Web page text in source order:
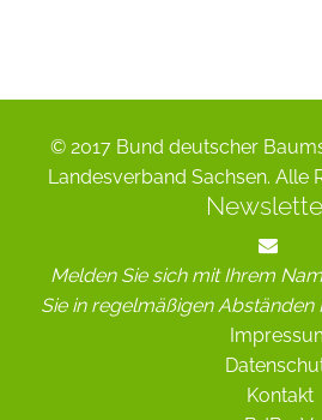
© 2017 Bund deutscher
Landesverband Sachsen. Alle
Melden Sie sich mit Ihrem
Sie in regelmäßigen
Kontakt